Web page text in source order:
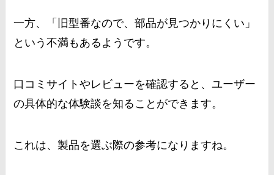
一方、「旧型番なので、部品が見つかりにくい」
という不満もあるようです。
口コミサイトやレビューを確認すると、ユーザー
の具体的な体験談を知ることができます。
これは、製品を選ぶ際の参考になりますね。